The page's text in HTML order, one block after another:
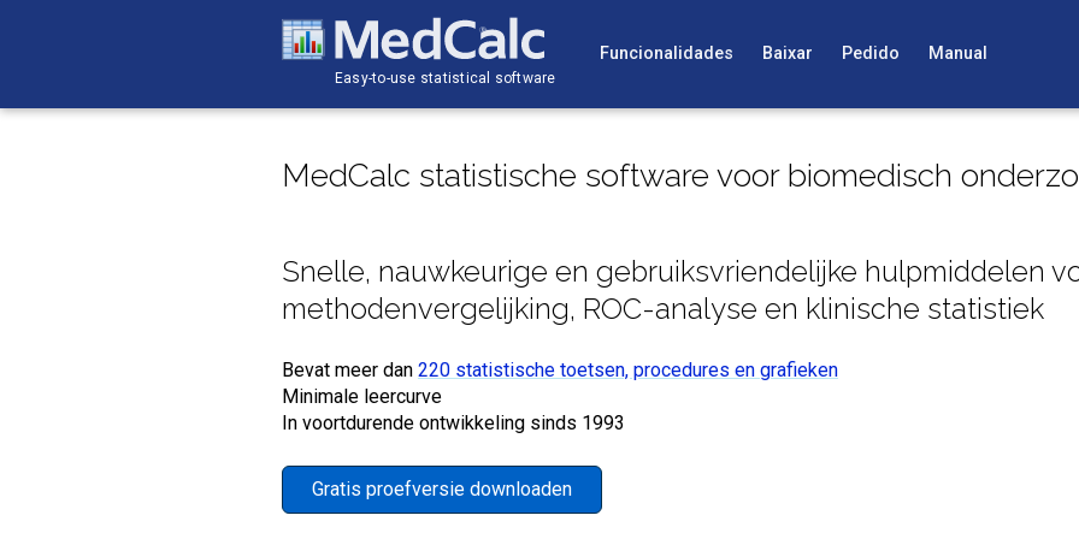
Easy-to-use statistical software
Funcionalidades Baixar Pedido Manual
MedCalc statistische software voor biomedisch
Snelle, nauwkeurige en gebruiksvriendelijke hulpmiddelen
methodenvergelijking, ROC-analyse en klinische statistiek
Bevat meer dan 220 statistische toetsen, procedures en grafieken
Minimale leercurve
In voortdurende ontwikkeling sinds 1993
Gratis proefversie downloaden